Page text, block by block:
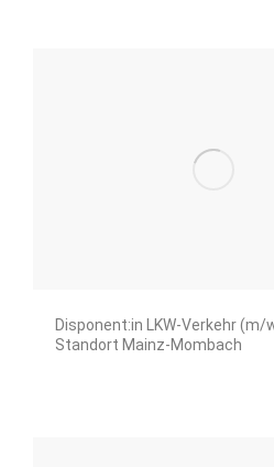
Disponent:in LKW-Verkehr (m/
Standort Mainz-Mombach